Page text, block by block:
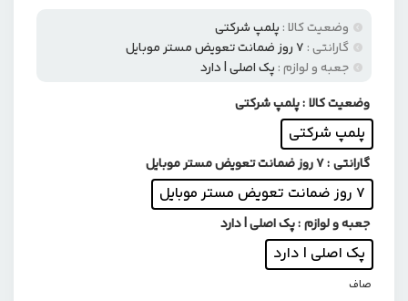
وضعیت کالا : پلمپ شرکتی
گارانتی : ۷ روز ضمانت تعویض مستر موبایل
جعبه و لوازم : پک اصلی | دارد
وضعیت کالا: پلمپ شرکتی
پلمپ شرکتی
گارانتی: ۷ روز ضمانت تعویض مستر موبایل
۷ روز ضمانت تعویض مستر موبایل
جعبه و لوازم: پک اصلی | دارد
پک اصلی | دارد
صاف